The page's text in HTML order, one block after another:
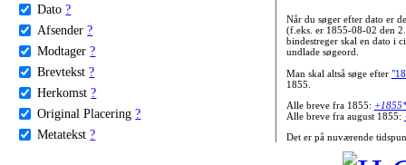
Dato ?
Afsender ?
Modtager ?
Brevtekst ?
Herkomst ?
Original Placering ?
Metatekst ?
Når du søger efter dato er
(f.eks. er 1855-08-02 den
bindestreger skal en dato i
undlade søgeord.
Man skal altså søge efter
1855.
Alle breve fra 1855:
Alle breve fra august 1855:
Det er på nuværende